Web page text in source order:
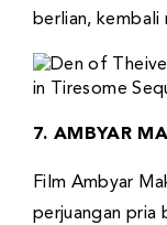
berlian, kembali
7. AMBYAR
Film Ambyar
perjuangan pria